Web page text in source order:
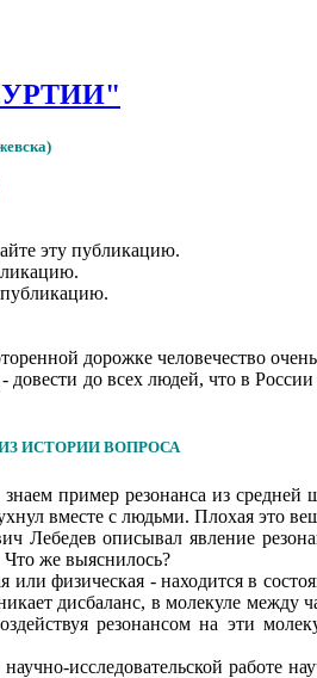
эту публикацию.
публикацию.
дорожке человечество
до всех людей, что в
ИСТОРИИ ВОПРОСА
пример резонанса из
вместе с людьми. Плохая это
описывал явление
же выяснилось?
физическая - находится в
дисбаланс, в молекуле между
резонансом на эти
исследовательской работе